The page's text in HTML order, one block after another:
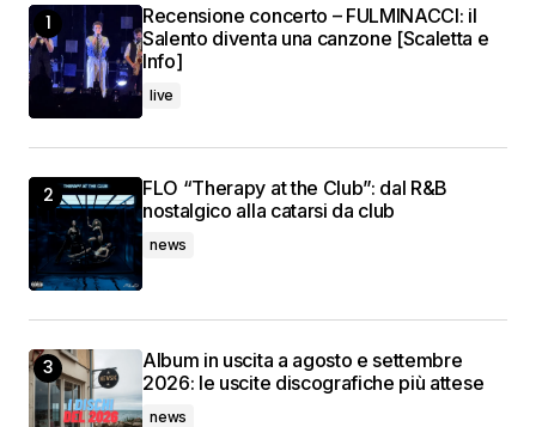
Recensione concerto – FULMINACCI: il
Salento diventa una canzone [Scaletta e
Info]
live
FLO “Therapy at the Club”: dal R&B
nostalgico alla catarsi da club
news
Album in uscita a agosto e settembre
2026: le uscite discografiche più attese
news